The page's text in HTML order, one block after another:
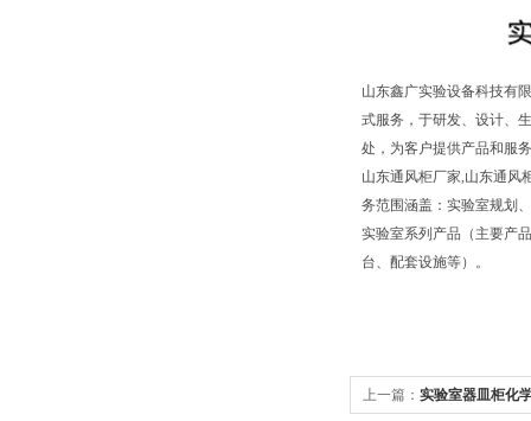
山东鑫广实验设备科技有
式服务，于研发、设计、
处，为客户提供产品和服
山东通风柜厂家,山东通风
务范围涵盖：实验室规划
实验室系列产品（主要产
台、配套设施等）。
上一篇： 实验室器皿柜化